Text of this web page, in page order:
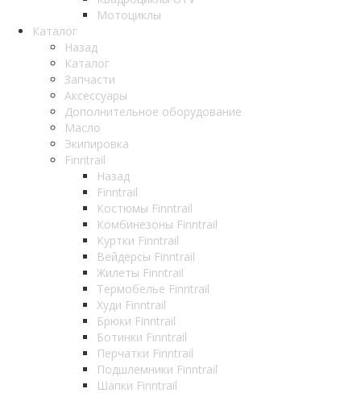
Мотоциклы
Каталог
Назад
Каталог
Запчасти
Аксессуары
Дополнительное оборудование
Масло
Экипировка
Finntrail
Назад
Finntrail
Костюмы Finntrail
Комбинезоны Finntrail
Куртки Finntrail
Вейдерсы Finntrail
Жилеты Finntrail
Термобелье Finntrail
Худи Finntrail
Брюки Finntrail
Ботинки Finntrail
Перчатки Finntrail
Подшлемники Finntrail
Шапки Finntrail